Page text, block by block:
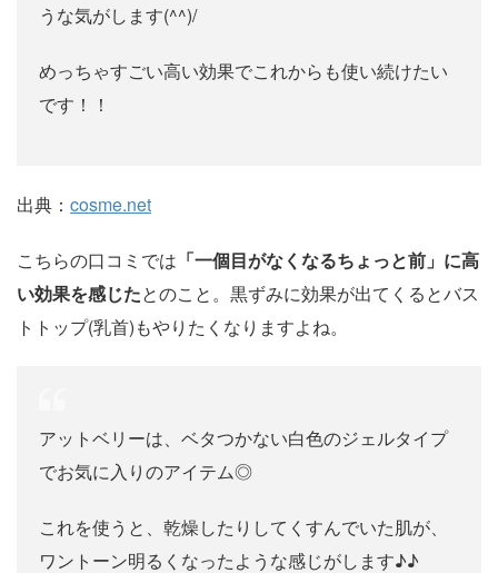
うな気がします(^^)/
めっちゃすごい高い効果でこれからも使い続けたい
です！！
出典： cosme.net
こちらの口コミでは 「一個目がなくなるちょっと前」に高
い効果を感じたとのこと。黒ずみに効果が出てくるとバス
トトップ(乳首)もやりたくなりますよね。
アットベリーは、ベタつかない白色のジェルタイプ
でお気に入りのアイテム◎
これを使うと、乾燥したりしてくすんでいた肌が、
ワントーン明るくなったような感じがします♪♪